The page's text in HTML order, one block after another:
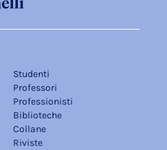
Studenti
Professori
Professionisti
Biblioteche
Collane
Riviste